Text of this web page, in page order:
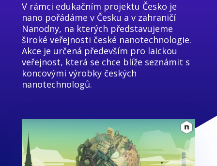
V rámci edukačním projektu Česko je
nano pořádáme v Česku a v zahraničí
Nanodny, na kterých představujeme
široké veřejnosti české nanotechnologie.
Akce je určená především pro laickou
veřejnost, která se chce blíže seznámit s
koncovými výrobky českých
nanotechnologů.